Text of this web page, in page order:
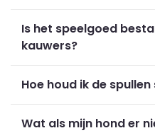
Material: BAMBOO, Velvet
Color: Gray
Size: S, M, L, XL, XXL
Is het speelgoed
kauwers?
Hoe houd ik de
Wat als mijn hond er